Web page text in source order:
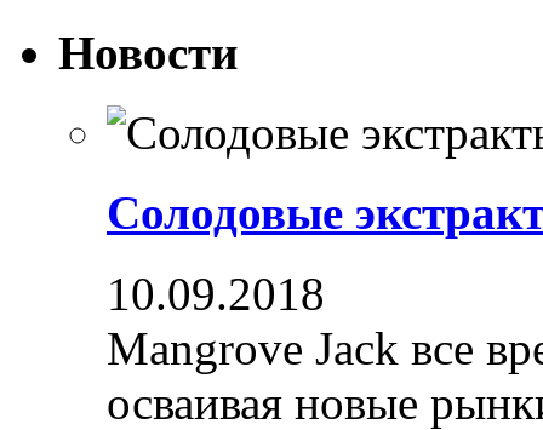
Новости
Солодовые
10.09.2018
Mangrove Jack все
осваивая новые